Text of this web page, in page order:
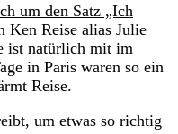
um den Satz „Ich
Ken Reise alias Julie
ist natürlich mit im
in Paris waren so ein
Reise.
um etwas so richtig